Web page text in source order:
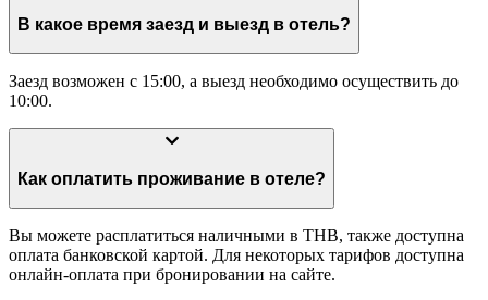
В какое время заезд и выезд в отель?
Заезд возможен с 15:00, а выезд необходимо осуществить до
10:00.
Как оплатить проживание в отеле?
Вы можете расплатиться наличными в THB, также доступна
оплата банковской картой. Для некоторых тарифов доступна
онлайн-оплата при бронировании на сайте.